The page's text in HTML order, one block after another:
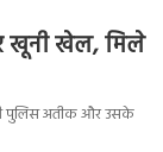
खूनी खेल, मिले
पुलिस अतीक और उसके